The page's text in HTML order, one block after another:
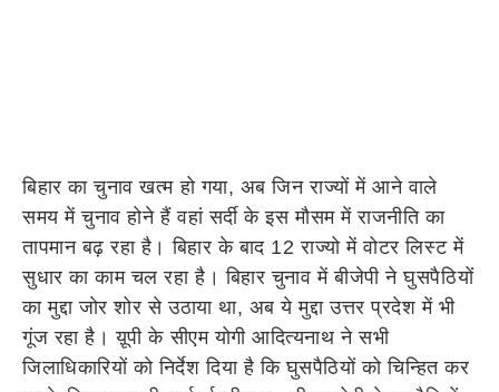
बिहार का चुनाव खत्म हो गया, अब जिन राज्यों में आने वाले
समय में चुनाव होने हैं वहां सर्दी के इस मौसम में राजनीति का
तापमान बढ़ रहा है। बिहार के बाद 12 राज्यो में वोटर लिस्ट में
सुधार का काम चल रहा है। बिहार चुनाव में बीजेपी ने घुसपैठियों
का मुद्दा जोर शोर से उठाया था, अब ये मुद्दा उत्तर प्रदेश में भी
गूंज रहा है। य़ूपी के सीएम योगी आदित्यनाथ ने सभी
जिलाधिकारियों को निर्देश दिया है कि घुसपैठियों को चिन्हित कर